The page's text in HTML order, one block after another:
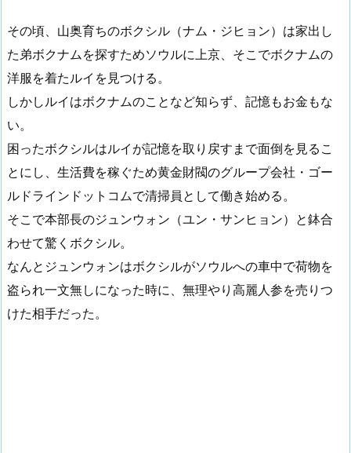
その頃、山奥育ちのボクシル（ナム・ジヒョン）は家出し
た弟ボクナムを探すためソウルに上京、そこでボクナムの
洋服を着たルイを見つける。
しかしルイはボクナムのことなど知らず、記憶もお金もな
い。
困ったボクシルはルイが記憶を取り戻すまで面倒を見るこ
とにし、生活費を稼ぐため黄金財閥のグループ会社・ゴー
ルドラインドットコムで清掃員として働き始める。
そこで本部長のジュンウォン（ユン・サンヒョン）と鉢合
わせて驚くボクシル。
なんとジュンウォンはボクシルがソウルへの車中で荷物を
盗られ一文無しになった時に、無理やり高麗人参を売りつ
けた相手だった。